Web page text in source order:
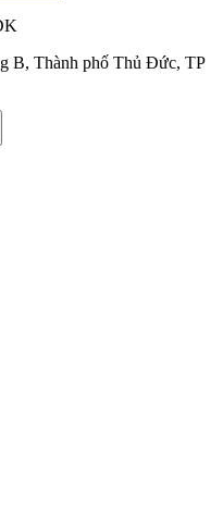
B, Thành phố Thủ Đức, TP